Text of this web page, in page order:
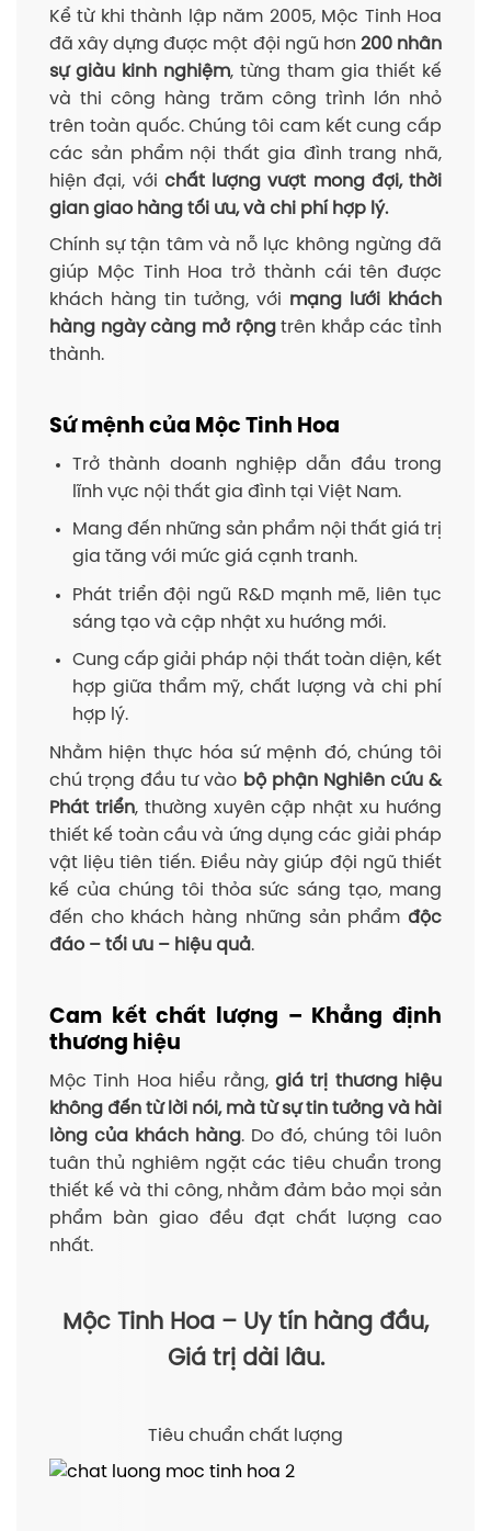
Kể từ khi thành lập năm 2005, Mộc Tinh Hoa
đã xây dựng được một đội ngũ hơn 200 nhân
sự giàu kinh nghiệm, từng tham gia thiết kế
và thi công hàng trăm công trình lớn nhỏ
trên toàn quốc. Chúng tôi cam kết cung cấp
các sản phẩm nội thất gia đình trang nhã,
hiện đại, với chất lượng vượt mong đợi, thời
gian giao hàng tối ưu, và chi phí hợp lý.
Chính sự tận tâm và nỗ lực không ngừng đã
giúp Mộc Tinh Hoa trở thành cái tên được
khách hàng tin tưởng, với mạng lưới khách
hàng ngày càng mở rộngtrên khắp các tỉnh
thành.
Sứ mệnh của Mộc Tinh Hoa
Trở thành doanh nghiệp dẫn đầu trong
lĩnh vực nội thất gia đình tại Việt Nam.
Mang đến những sản phẩm nội thất giá trị
gia tăng với mức giá cạnh tranh.
Phát triển đội ngũ R&D mạnh mẽ, liên tục
sáng tạo và cập nhật xu hướng mới.
Cung cấp giải pháp nội thất toàn diện, kết
hợp giữa thẩm mỹ, chất lượng và chi phí
hợp lý.
Nhằm hiện thực hóa sứ mệnh đó, chúng tôi
chú trọng đầu tư vào bộ phận Nghiên cứu &
Phát triển, thường xuyên cập nhật xu hướng
thiết kế toàn cầu và ứng dụng các giải pháp
vật liệu tiên tiến. Điều này giúp đội ngũ thiết
kế của chúng tôi thỏa sức sáng tạo, mang
đến cho khách hàng những sản phẩm độc
đáo – tối ưu – hiệu quả.
Cam kết chất lượng – Khẳng định
thương hiệu
Mộc Tinh Hoa hiểu rằng, giá trị thương hiệu
không đến từ lời nói, mà từ sự tin tưởng và hài
lòng của khách hàng. Do đó, chúng tôi luôn
tuân thủ nghiêm ngặt các tiêu chuẩn trong
thiết kế và thi công, nhằm đảm bảo mọi sản
phẩm bàn giao đều đạt chất lượng cao
nhất.
Mộc Tinh Hoa – Uy tín hàng đầu,
Giá trị dài lâu.
Tiêu chuẩn chất lượng